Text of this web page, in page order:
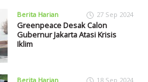
Berita Harian 27 Sep 2024
Greenpeace Desak Calon
Gubernur Jakarta Atasi Krisis
Iklim
Berita Harian 18 Sep 2024